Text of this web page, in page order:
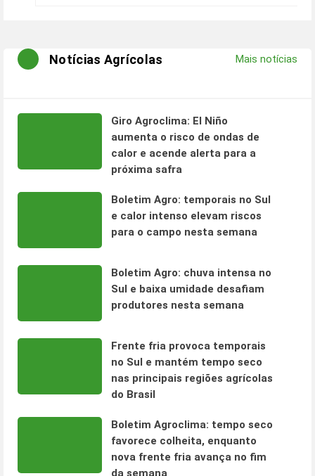
Notícias Agrícolas Mais notícias
Giro Agroclima: El Niño
aumenta o risco de ondas de
calor e acende alerta para a
próxima safra
Boletim Agro: temporais no Sul
e calor intenso elevam riscos
para o campo nesta semana
Boletim Agro: chuva intensa no
Sul e baixa umidade desafiam
produtores nesta semana
Frente fria provoca temporais
no Sul e mantém tempo seco
nas principais regiões agrícolas
do Brasil
Boletim Agroclima: tempo seco
favorece colheita, enquanto
nova frente fria avança no fim
da semana